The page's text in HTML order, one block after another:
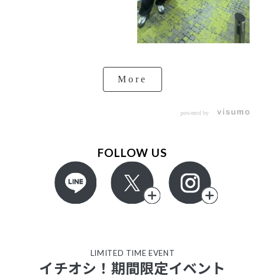
More
powered by
FOLLOW US
LIMITED TIME EVENT
イチオシ！期間限定イベント